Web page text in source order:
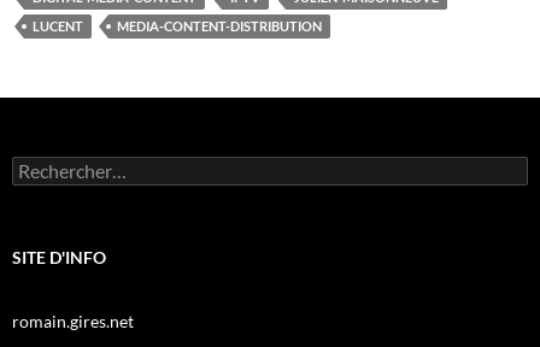
LUCENT
MEDIA-CONTENT-DISTRIBUTION
Rechercher :
SITE D'INFO
romain.gires.net